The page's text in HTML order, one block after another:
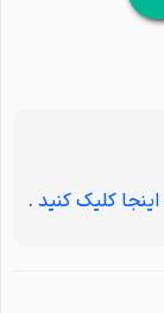
اینجا کلیک کنید .